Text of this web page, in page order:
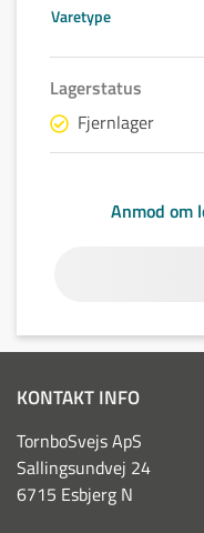
Varetype
Lagerstatus
Fjernlager
Anmod om
KONTAKT INFO
TornboSvejs ApS
Sallingsundvej 24
6715 Esbjerg N